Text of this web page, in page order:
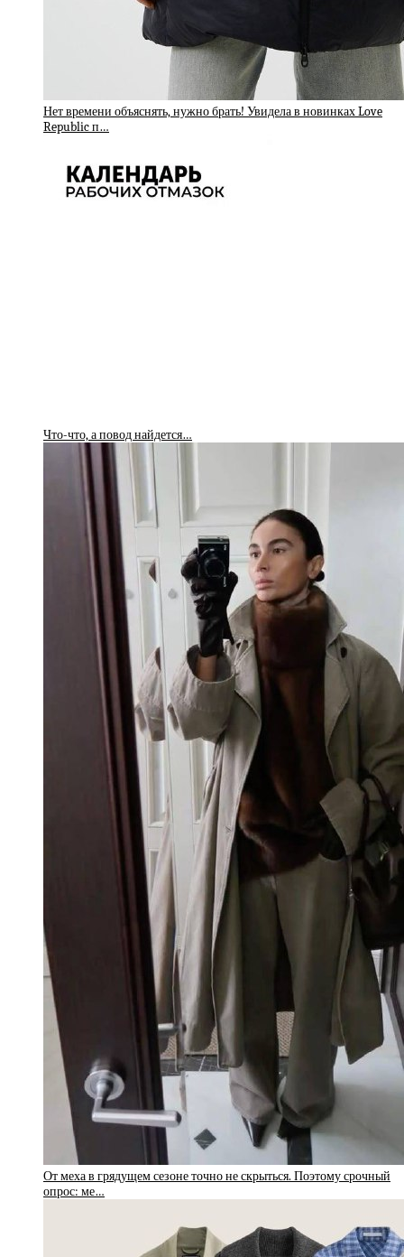
Нет времени объяснять, нужно брать! Увидела в новинках Love
Republic п…
Что-что, а повод найдется…
От меха в грядущем сезоне точно не скрыться. Поэтому срочный
опрос: ме…